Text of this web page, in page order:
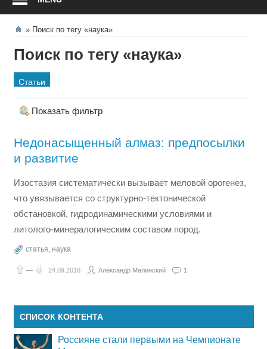
Поиск по тегу «наука»
Поиск по тегу «наука»
Статьи
Показать фильтр
Недонасыщенный алмаз: предпосылки
и развитие
Изостазия систематически вызывает меловой орогенез,
что увязывается со структурно-тектонической
обстановкой, гидродинамическими условиями и
литолого-минералогическим составом пород.
статья, наука
— 24.09.2016 Александр Малинский 1
СПИСОК КОНТЕНТА
Россияне стали первыми на Чемпионате